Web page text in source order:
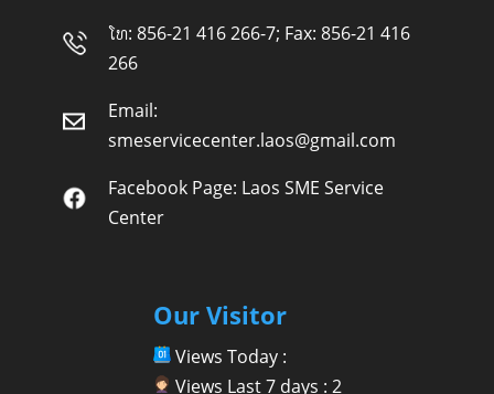
ໂທ: 856-21 416 266-7; Fax: 856-21 416
266
Email:
smeservicecenter.laos@gmail.com
Facebook Page: Laos SME Service
Center
Our Visitor
Views Today :
Views Last 7 days : 2